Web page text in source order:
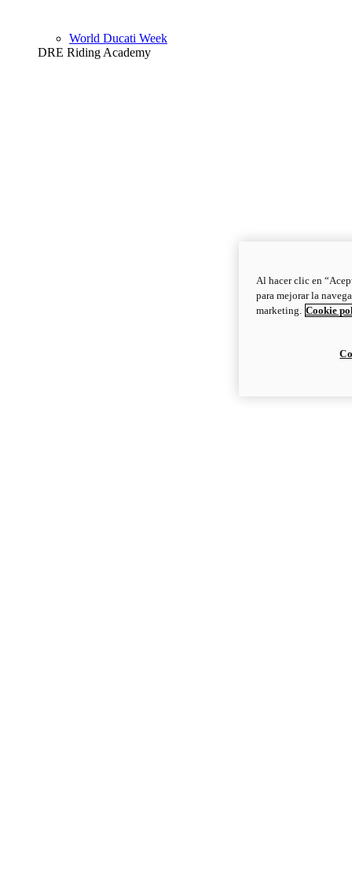
World Ducati Week
DRE Riding Academy
Al hacer clic en
para mejorar la
marketing. Cookie